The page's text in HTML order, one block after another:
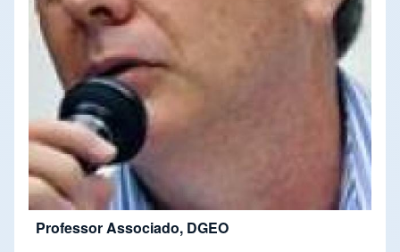
Professor Associado, DGEO